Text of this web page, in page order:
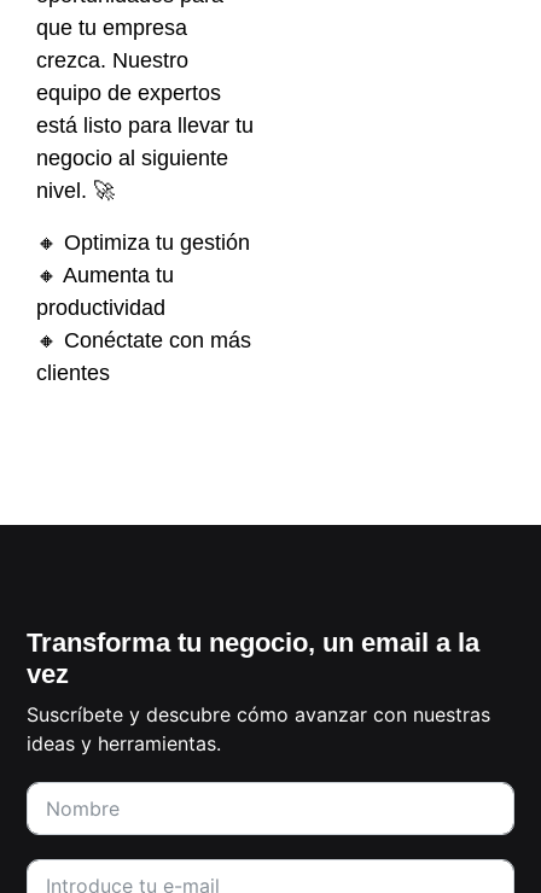
que tu empresa
crezca. Nuestro
equipo de expertos
está listo para llevar tu
negocio al siguiente
nivel. 🚀
🔸 Optimiza tu gestión
🔸 Aumenta tu
productividad
🔸 Conéctate con más
clientes
Transforma tu negocio, un email a la
vez
Suscríbete y descubre cómo avanzar con nuestras
ideas y herramientas.